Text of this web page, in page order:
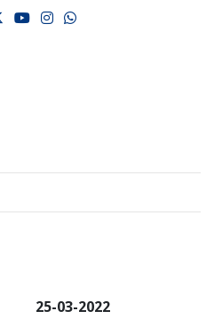
twitter
youtube
instagram
whatsapp
25-03-2022